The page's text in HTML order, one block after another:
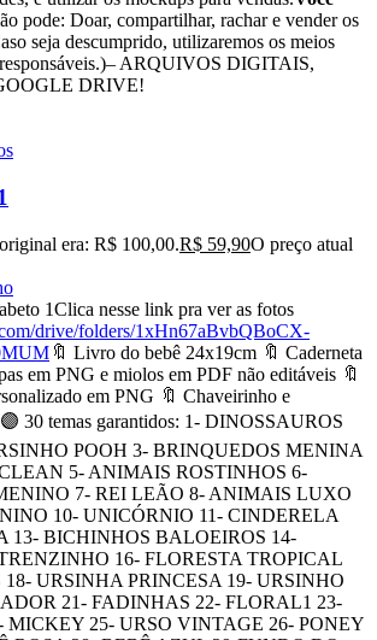
pode: Doar, compartilhar, rachar e vender os
seja descumprido, utilizaremos os meios
ARQUIVOS DIGITAIS,
DRIVE!
era: R$ 100,00.R$ 59,90O preço atual
1Clica nesse link pra ver as fotos
drive/folders/1xHn67aBvbQBoCX-
🔖 Livro do bebê 24x19cm 🔖 Caderneta
em PNG e miolos em PDF não editáveis 🔖
em PNG 🔖 Chaveirinho e
30 temas garantidos: 1- DINOSSAUROS
POOH 3- BRINQUEDOS MENINA
5- ANIMAIS ROSTINHOS 6-
7- REI LEÃO 8- ANIMAIS LUXO
10- UNICÓRNIO 11- CINDERELA
13- BICHINHOS BALOEIROS 14-
16- FLORESTA TROPICAL
URSINHA PRINCESA 19- URSINHO
21- FADINHAS 22- FLORAL1 23-
MICKEY 25- URSO VINTAGE 26- PONEY